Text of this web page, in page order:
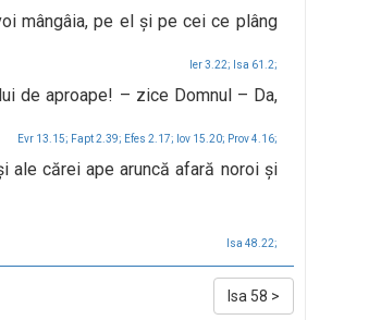
mângâia, pe el şi pe cei ce plâng
Ier 3.22; Isa 61.2;
de aproape! – zice Domnul – Da,
Evr 13.15; Fapt 2.39; Efes 2.17; Iov 15.20; Prov 4.16;
ale cărei ape aruncă afară noroi şi
Isa 48.22;
Isa 58 >